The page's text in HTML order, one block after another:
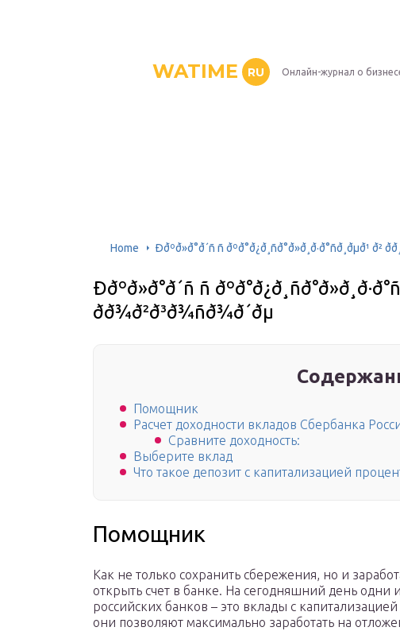
WATIME RU Онлайн-журнал о
Home Ððºð»ð°ð´ñ ñ ðºð°ð¿ð¸ñð°ð»ð¸ð·ð°ñð¸ðµð¹
Ððºð»ð°ð´ñ ñ
ðð¾ð²ð³ð¾ñð¾ð´ðµ
Помощник
Расчет доходности вкладов Сбербанка
Сравните доходность:
Выберите вклад
Что такое депозит с капитализацией
Помощник
Как не только сохранить сбережения, но и
открыть счет в банке. На сегодняшний день одни
российских банков – это вклады с
они позволяют максимально заработать на